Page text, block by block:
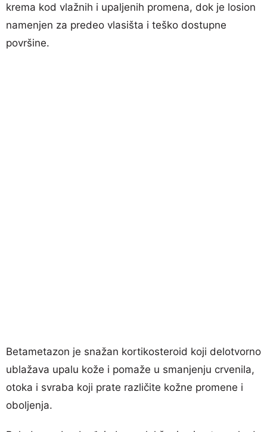
krema kod vlažnih i upaljenih promena, dok je losion
namenjen za predeo vlasišta i teško dostupne
površine.
Betametazon je snažan kortikosteroid koji delotvorno
ublažava upalu kože i pomaže u smanjenju crvenila,
otoka i svraba koji prate različite kožne promene i
oboljenja.